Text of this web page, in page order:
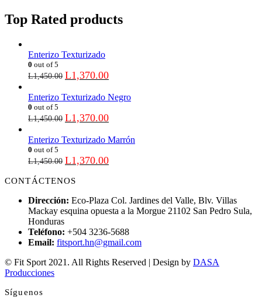
Top Rated products
Enterizo Texturizado
0 out of 5
L1,450.00 L1,370.00
Enterizo Texturizado Negro
0 out of 5
L1,450.00 L1,370.00
Enterizo Texturizado Marrón
0 out of 5
L1,450.00 L1,370.00
CONTÁCTENOS
Dirección: Eco-Plaza Col. Jardines del Valle, Blv. Villas
Mackay esquina opuesta a la Morgue 21102 San Pedro Sula,
Honduras
Teléfono: +504 3236-5688
Email: fitsport.hn@gmail.com
© Fit Sport 2021. All Rights Reserved | Design by DASA
Producciones
Síguenos